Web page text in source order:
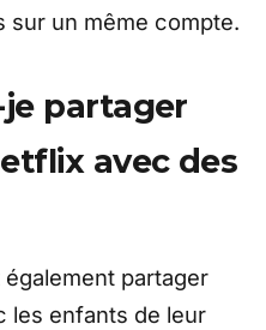
sur un même compte.
partager
avec des
partager
les enfants de leur